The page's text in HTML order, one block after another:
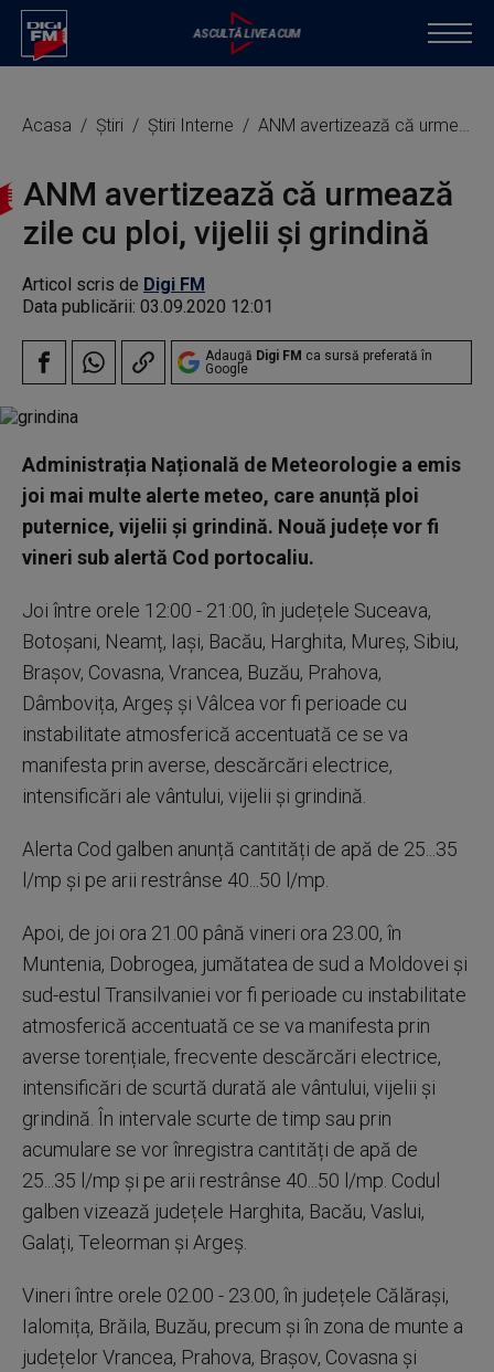
Acasa Știri Știri Interne ANM avertizează că urmează zile cu ploi, vijelii și grindină
ANM avertizează că urmează
zile cu ploi, vijelii și grindină
Articol scris de Digi FM
Data publicării: 03.09.2020 12:01
Adaugă Digi FM ca sursă preferată în
Google
Administrația Națională de Meteorologie a emis
joi mai multe alerte meteo, care anunță ploi
puternice, vijelii și grindină. Nouă județe vor fi
vineri sub alertă Cod portocaliu.
Joi între orele 12:00 - 21:00, în județele Suceava,
Botoșani, Neamț, Iași, Bacău, Harghita, Mureș, Sibiu,
Brașov, Covasna, Vrancea, Buzău, Prahova,
Dâmbovița, Argeș și Vâlcea vor fi perioade cu
instabilitate atmosferică accentuată ce se va
manifesta prin averse, descărcări electrice,
intensificări ale vântului, vijelii și grindină.
Alerta Cod galben anunță cantități de apă de 25...35
l/mp și pe arii restrânse 40...50 l/mp.
Apoi, de joi ora 21.00 până vineri ora 23.00, în
Muntenia, Dobrogea, jumătatea de sud a Moldovei și
sud-estul Transilvaniei vor fi perioade cu instabilitate
atmosferică accentuată ce se va manifesta prin
averse torențiale, frecvente descărcări electrice,
intensificări de scurtă durată ale vântului, vijelii și
grindină. În intervale scurte de timp sau prin
acumulare se vor înregistra cantități de apă de
25...35 l/mp și pe arii restrânse 40...50 l/mp. Codul
galben vizează județele Harghita, Bacău, Vaslui,
Galați, Teleorman și Argeș.
Vineri între orele 02.00 - 23.00, în județele Călărași,
Ialomița, Brăila, Buzău, precum și în zona de munte a
județelor Vrancea, Prahova, Brașov, Covasna și